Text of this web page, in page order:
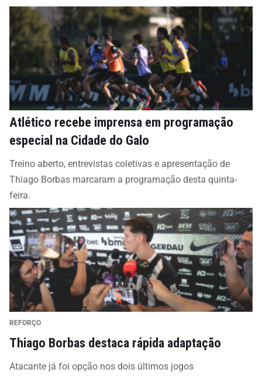
Atlético recebe imprensa em programação
especial na Cidade do Galo
Treino aberto, entrevistas coletivas e apresentação de
Thiago Borbas marcaram a programação desta quinta-
feira.
REFORÇO
Thiago Borbas destaca rápida adaptação
Atacante já foi opção nos dois últimos jogos